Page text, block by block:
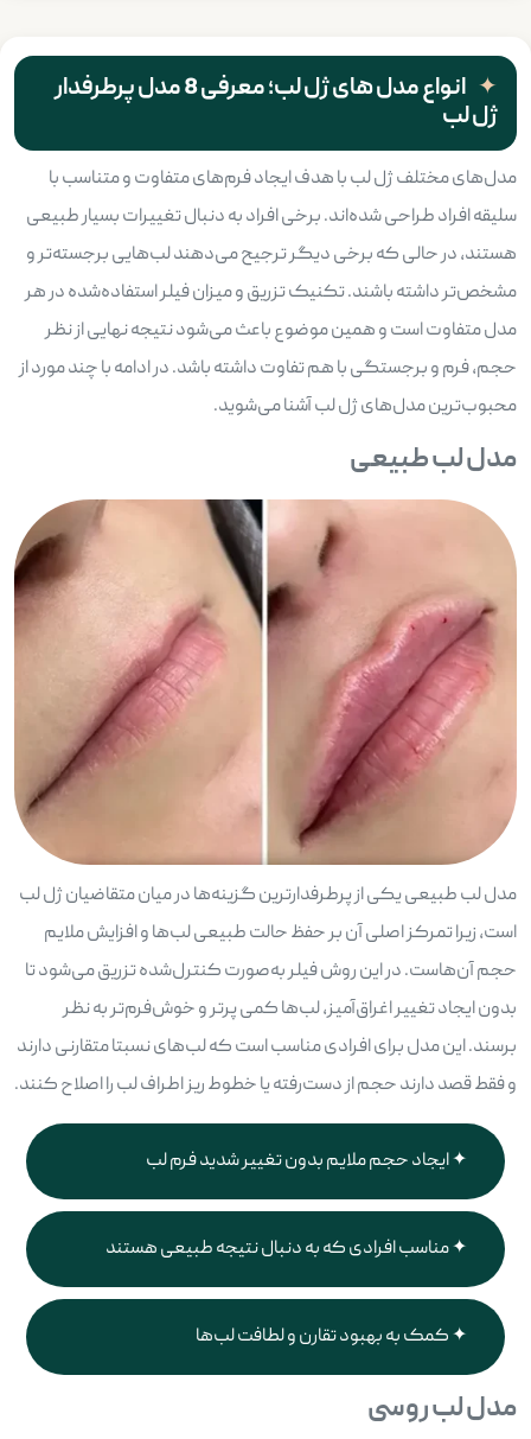
انواع مدل های ژل لب؛ معرفی 8 مدل پرطرفدار
ژل لب
مدل‌های مختلف ژل لب با هدف ایجاد فرم‌های متفاوت و متناسب با
سلیقه افراد طراحی شده‌اند. برخی افراد به دنبال تغییرات بسیار طبیعی
هستند، در حالی که برخی دیگر ترجیح می‌دهند لب‌هایی برجسته‌تر و
مشخص‌تر داشته باشند. تکنیک تزریق و میزان فیلر استفاده‌شده در هر
مدل متفاوت است و همین موضوع باعث می‌شود نتیجه نهایی از نظر
حجم، فرم و برجستگی با هم تفاوت داشته باشد. در ادامه با چند مورد از
محبوب‌ترین مدل‌های ژل لب آشنا می‌شوید.
مدل لب طبیعی
مدل لب طبیعی یکی از پرطرفدارترین گزینه‌ها در میان متقاضیان ژل لب
است، زیرا تمرکز اصلی آن بر حفظ حالت طبیعی لب‌ها و افزایش ملایم
حجم آن‌هاست. در این روش فیلر به‌صورت کنترل‌شده تزریق می‌شود تا
بدون ایجاد تغییر اغراق‌آمیز، لب‌ها کمی پرتر و خوش‌فرم‌تر به نظر
برسند. این مدل برای افرادی مناسب است که لب‌های نسبتا متقارنی دارند
و فقط قصد دارند حجم از دست‌رفته یا خطوط ریز اطراف لب را اصلاح کنند.
ایجاد حجم ملایم بدون تغییر شدید فرم لب
مناسب افرادی که به دنبال نتیجه طبیعی هستند
کمک به بهبود تقارن و لطافت لب‌ها
مدل لب روسی